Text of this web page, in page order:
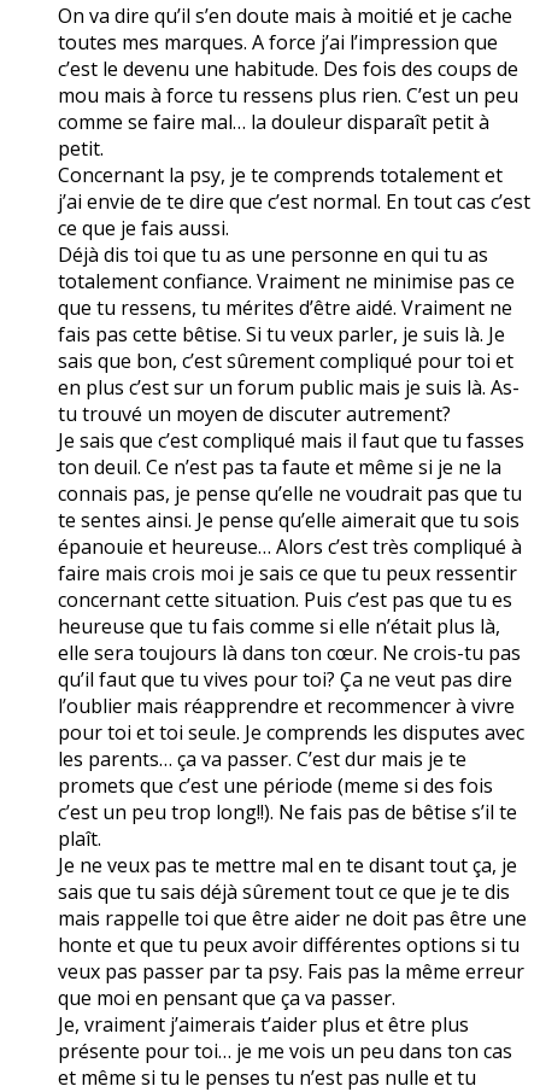
On va dire qu’il s’en doute mais à moitié et je cache
toutes mes marques. A force j’ai l’impression que
c’est le devenu une habitude. Des fois des coups de
mou mais à force tu ressens plus rien. C’est un peu
comme se faire mal… la douleur disparaît petit à
petit.
Concernant la psy, je te comprends totalement et
j’ai envie de te dire que c’est normal. En tout cas c’est
ce que je fais aussi.
Déjà dis toi que tu as une personne en qui tu as
totalement confiance. Vraiment ne minimise pas ce
que tu ressens, tu mérites d’être aidé. Vraiment ne
fais pas cette bêtise. Si tu veux parler, je suis là. Je
sais que bon, c’est sûrement compliqué pour toi et
en plus c’est sur un forum public mais je suis là. As-
tu trouvé un moyen de discuter autrement?
Je sais que c’est compliqué mais il faut que tu fasses
ton deuil. Ce n’est pas ta faute et même si je ne la
connais pas, je pense qu’elle ne voudrait pas que tu
te sentes ainsi. Je pense qu’elle aimerait que tu sois
épanouie et heureuse… Alors c’est très compliqué à
faire mais crois moi je sais ce que tu peux ressentir
concernant cette situation. Puis c’est pas que tu es
heureuse que tu fais comme si elle n’était plus là,
elle sera toujours là dans ton cœur. Ne crois-tu pas
qu’il faut que tu vives pour toi? Ça ne veut pas dire
l’oublier mais réapprendre et recommencer à vivre
pour toi et toi seule. Je comprends les disputes avec
les parents… ça va passer. C’est dur mais je te
promets que c’est une période (meme si des fois
c’est un peu trop long!!). Ne fais pas de bêtise s’il te
plaît.
Je ne veux pas te mettre mal en te disant tout ça, je
sais que tu sais déjà sûrement tout ce que je te dis
mais rappelle toi que être aider ne doit pas être une
honte et que tu peux avoir différentes options si tu
veux pas passer par ta psy. Fais pas la même erreur
que moi en pensant que ça va passer.
Je, vraiment j’aimerais t’aider plus et être plus
présente pour toi… je me vois un peu dans ton cas
et même si tu le penses tu n’est pas nulle et tu